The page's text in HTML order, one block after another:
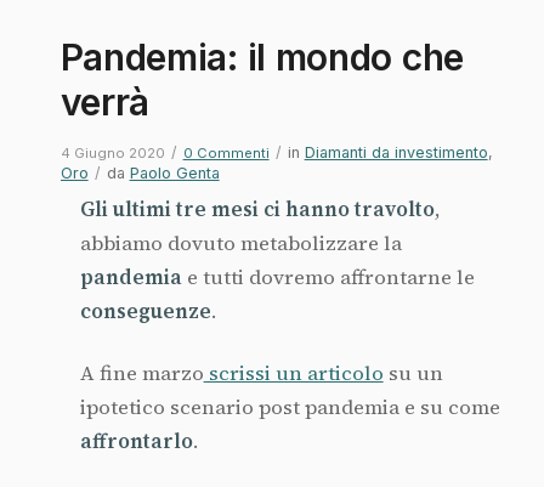
Pandemia: il mondo che
verrà
4 Giugno 2020 / 0 Commenti / in Diamanti da investimento,
Oro / da Paolo Genta
Gli ultimi tre mesi ci hanno travolto,
abbiamo dovuto metabolizzare la
pandemiae tutti dovremo affrontarne le
conseguenze.
A fine marzo scrissi un articolo su un
ipotetico scenario post pandemia e su come
affrontarlo.